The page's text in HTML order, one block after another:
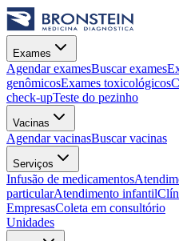
Exames
Agendar examesBuscar exames
genômicosExames toxicológicos
check-upTeste do pezinho
Vacinas
Agendar vacinasBuscar vacinas
Serviços
Infusão de medicamentos
particularAtendimento infantil
EmpresasColeta em consultório
Unidades